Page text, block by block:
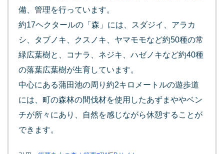
備、管理を行っています。
約17ヘクタールの「森」には、スダジイ、アラカ
シ、タブノキ、クスノキ、ヤマモモなど約50種の常
緑広葉樹と、コナラ、ネジキ、ハゼノキなど約40種
の落葉広葉樹が生育しています。
中心にある蒲田池の周り約2キロメートルの遊歩道
には、町の森林の間伐材を使用したあずまややベン
チが所々にあり、自然を感じながら休憩することが
できます。